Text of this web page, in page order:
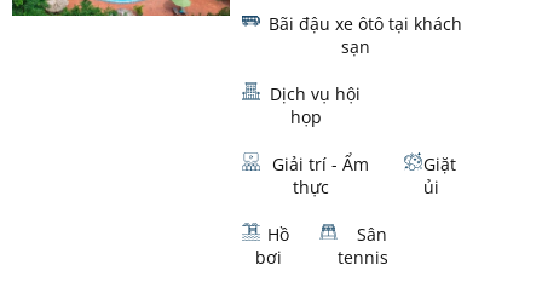
Bãi đậu xe ôtô tại khách
sạn
Dịch vụ hội
họp
Giải trí - Ẩm
thực
Giặt
ủi
Hồ
bơi
Sân
tennis